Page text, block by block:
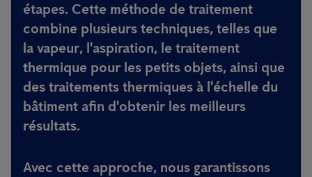
étapes. Cette méthode de traitement
combine plusieurs techniques, telles que
la vapeur, l'aspiration, le traitement
thermique pour les petits objets, ainsi que
des traitements thermiques à l'échelle du
bâtiment afin d'obtenir les meilleurs
résultats.
Avec cette approche, nous garantissons